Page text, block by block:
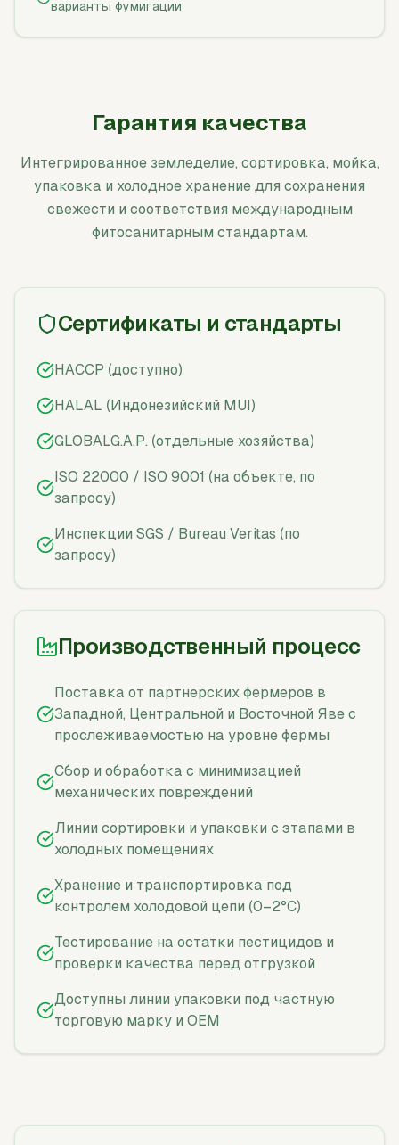
варианты фумигации
Гарантия качества
Интегрированное земледелие, сортировка, мойка,
упаковка и холодное хранение для сохранения
свежести и соответствия международным
фитосанитарным стандартам.
Сертификаты и стандарты
HACCP (доступно)
HALAL (Индонезийский MUI)
GLOBALG.A.P. (отдельные хозяйства)
ISO 22000 / ISO 9001 (на объекте, по
запросу)
Инспекции SGS / Bureau Veritas (по
запросу)
Производственный процесс
Поставка от партнерских фермеров в
Западной, Центральной и Восточной Яве с
прослеживаемостью на уровне фермы
Сбор и обработка с минимизацией
механических повреждений
Линии сортировки и упаковки с этапами в
холодных помещениях
Хранение и транспортировка под
контролем холодовой цепи (0–2°C)
Тестирование на остатки пестицидов и
проверки качества перед отгрузкой
Доступны линии упаковки под частную
торговую марку и OEM